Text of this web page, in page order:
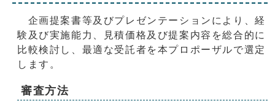
企画提案書等及びプレゼンテーションにより、経
験及び実施能力、見積価格及び提案内容を総合的に
比較検討し、最適な受託者を本プロポーザルで選定
します。
審査方法